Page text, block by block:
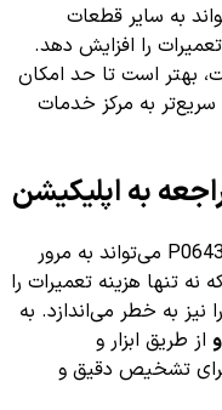
به سایر قطعات
را افزایش دهد.
بهتر است تا حد امکان
سریع‌تر به مرکز خدمات
به اپلیکیشن
عدم توجه به کد خطاهای خودرو مانند P0643 می‌تواند به مرور
تنها هزینه تعمیرات را
نیز به خطر می‌اندازد. به
از طریق ابزار و
تشخیص دقیق و